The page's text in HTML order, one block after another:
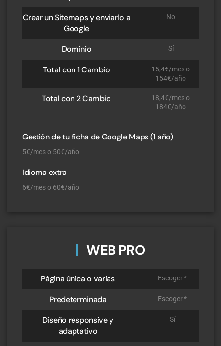
Crear un Sitemaps y enviarlo a
Google
No
Dominio Sí
Total con 1 Cambio
15,4€/mes o
154€/año
Total con 2 Cambio
18,4€/mes o
184€/año
Gestión de tu ficha de Google Maps (1 año)
5€/mes o 50€/año
Idioma extra
6€/mes o 60€/año
WEB PRO
Página única o varias Escoger *
Predeterminada Escoger *
Diseño responsive y
adaptativo
Sí